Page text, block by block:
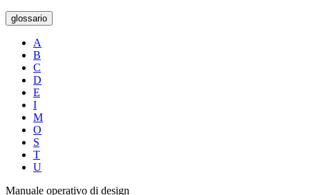
glossario
A
B
C
D
E
I
M
O
S
T
U
Manuale operativo di design